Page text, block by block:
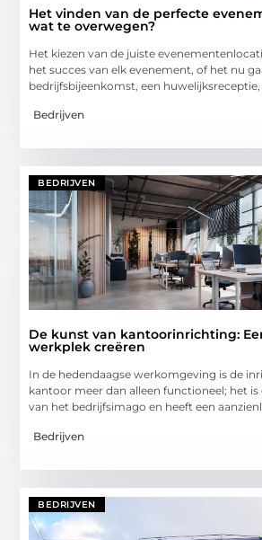
Het vinden van de perfecte
wat te overwegen?
Het kiezen van de juiste
het succes van elk evenement, of het nu
bedrijfsbijeenkomst, een
Bedrijven
BEDRIJVEN
De kunst van kantoorinrichting:
werkplek creëren
In de hedendaagse werkomgeving is de
kantoor meer dan alleen functioneel; het is
van het bedrijfsimago en heeft een
Bedrijven
BEDRIJVEN